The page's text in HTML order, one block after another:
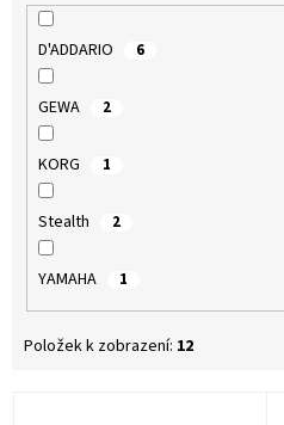
D'ADDARIO 6
GEWA 2
KORG 1
Stealth 2
YAMAHA 1
Položek k zobrazení: 12